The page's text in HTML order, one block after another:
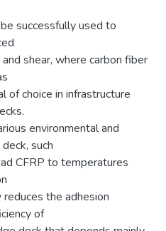
successfully used to
shear, where carbon fiber
of choice in infrastructure
environmental and
such
CFRP to temperatures
the adhesion
of